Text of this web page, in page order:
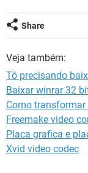
Share
Veja também:
Tô precisando
Baixar winrar 32
Como
Freemake video
Placa grafica e
Xvid video codec